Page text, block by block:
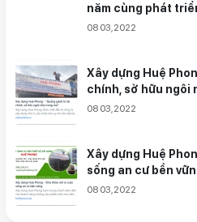
năm cùng phát
08 03,2022
Xây dựng Huệ
chính, sở hữu ngôi
08 03,2022
Xây dựng Huệ
sống an cư bền
08 03,2022